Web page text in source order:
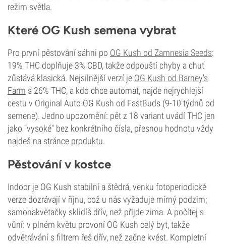
režim světla.
Které OG Kush semena vybrat
Pro první pěstování sáhni po OG Kush od Zamnesia Seeds:
19% THC doplňuje 3% CBD, takže odpouští chyby a chuť
zůstává klasická. Nejsilnější verzí je OG Kush od Barney's
Farm s 26% THC, a kdo chce automat, najde nejrychlejší
cestu v Original Auto OG Kush od FastBuds (9-10 týdnů od
semene). Jedno upozornění: pět z 18 variant uvádí THC jen
jako "vysoké" bez konkrétního čísla, přesnou hodnotu vždy
najdeš na stránce produktu.
Pěstování v kostce
Indoor je OG Kush stabilní a štědrá, venku fotoperiodické
verze dozrávají v říjnu, což u nás vyžaduje mírný podzim;
samonakvětačky sklidíš dřív, než přijde zima. A počítej s
vůní: v plném květu provoní OG Kush celý byt, takže
odvětrávání s filtrem řeš dřív, než začne kvést. Kompletní